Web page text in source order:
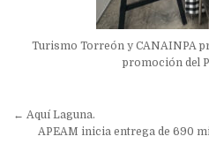
Turismo Torreón y CANAINPA
promoción del
Navegación
← Aquí Laguna.
APEAM inicia entrega de 690